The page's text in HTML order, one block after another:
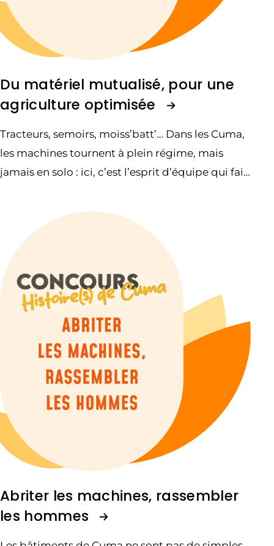
Du matériel mutualisé, pour une
agriculture optimisée
Tracteurs, semoirs, moiss’batt’… Dans les Cuma,
les machines tournent à plein régime, mais
jamais en solo : ici, c’est l’esprit d’équipe qui fait
Abriter les machines, rassembler
les hommes